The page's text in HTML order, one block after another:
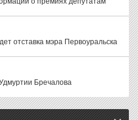
отставка мэра Первоуральска
Бречалова